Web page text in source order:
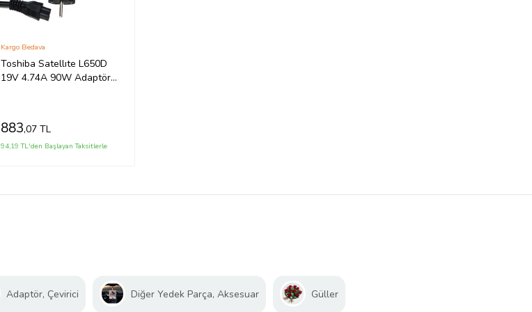
Toshiba Satellıte L650D
19V 4.74A 90W Adaptör
Kargo Bedava
883,07 TL
94,19 TL'den Başlayan Taksitlerle
Adaptör, Çevirici Diğer Yedek Parça, Aksesuar Güller